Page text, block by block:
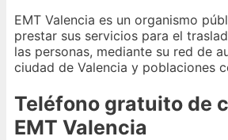
EMT Valencia es un organismo
prestar sus servicios para el
las personas, mediante su red de
ciudad de Valencia y poblaciones
Teléfono gratuito de
EMT Valencia